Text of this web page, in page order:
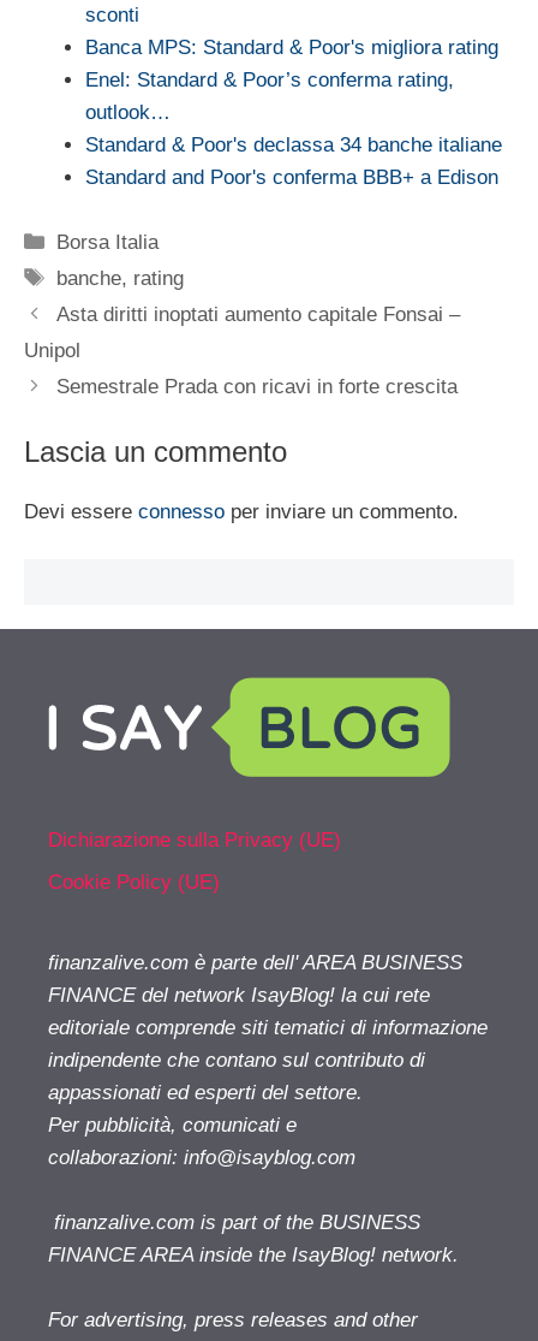
sconti
Banca MPS: Standard & Poor's migliora rating
Enel: Standard & Poor’s conferma rating,
outlook…
Standard & Poor's declassa 34 banche italiane
Standard and Poor's conferma BBB+ a Edison
Categorie
Borsa Italia
Tag
banche, rating
Asta diritti inoptati aumento capitale Fonsai –
Unipol
Semestrale Prada con ricavi in forte crescita
Lascia un commento
Devi essere connesso per inviare un commento.
Dichiarazione sulla Privacy (UE)
Cookie Policy (UE)
finanzalive.com è parte dell' AREA BUSINESS
FINANCE del network IsayBlog! la cui rete
editoriale comprende siti tematici di informazione
indipendente che contano sul contributo di
appassionati ed esperti del settore.
Per pubblicità, comunicati e
collaborazioni: info@isayblog.com
finanzalive.com is part of the BUSINESS
FINANCE AREA inside the IsayBlog! network.
For advertising, press releases and other